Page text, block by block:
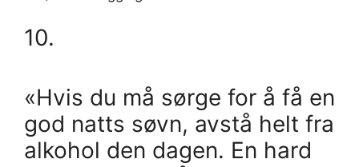
10.
«Hvis du må sørge for å få en
god natts søvn, avstå helt fra
alkohol den dagen. En hard